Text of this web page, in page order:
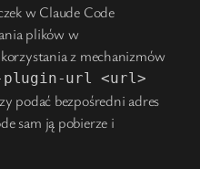
w Claude Code
plików w
z mechanizmów
url <url>
podać bezpośredni adres
sam ją pobierze i